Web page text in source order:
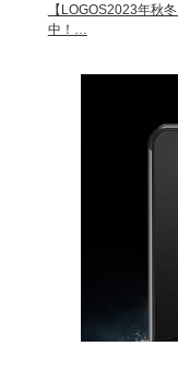
【LOGOS2023年秋
中！…